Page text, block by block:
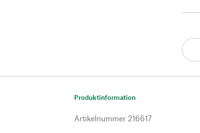
Produktinformation
Artikelnummer 216617